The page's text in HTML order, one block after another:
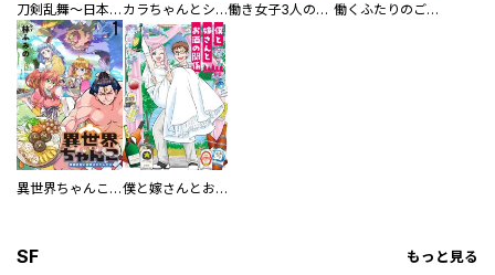
刀剣乱舞～日本号つれづれ酒～ カラちゃんとシトーさんと、 【分冊版】 働き女子3人のおうち晩酌 働くふたりのごほうび飯
異世界ちゃんこ～横綱目前に召喚されたんだが～ 【連載版】 僕と嫁さんとお酒の関係
SF もっと見る